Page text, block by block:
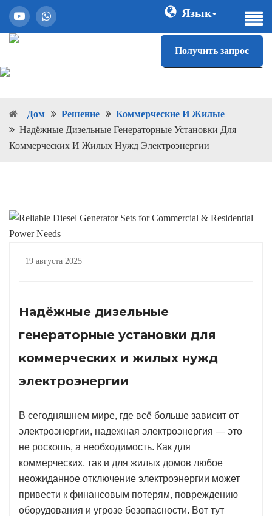
Язык
Получить запрос
Дом Решение
Коммерческие И Жилые
Надёжные Дизельные Генераторные Установки Для
Коммерческих И Жилых Нужд Электроэнергии
19 августа 2025
Надёжные дизельные
генераторные установки для
коммерческих и жилых нужд
электроэнергии
В сегодняшнем мире, где всё больше зависит от
электроэнергии, надежная электроэнергия — это
не роскошь, а необходимость. Как для
коммерческих, так и для жилых домов любое
неожиданное отключение электроэнергии может
привести к финансовым потерям, повреждению
оборудования и угрозе безопасности. Вот тут